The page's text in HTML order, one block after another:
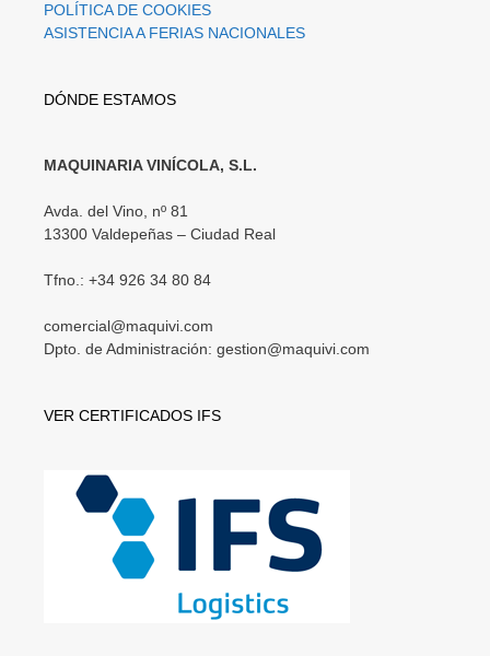
POLÍTICA DE COOKIES
ASISTENCIA A FERIAS NACIONALES
DÓNDE ESTAMOS
MAQUINARIA VINÍCOLA, S.L.
Avda. del Vino, nº 81
13300 Valdepeñas – Ciudad Real
Tfno.: +34 926 34 80 84
comercial@maquivi.com
Dpto. de Administración: gestion@maquivi.com
VER CERTIFICADOS IFS